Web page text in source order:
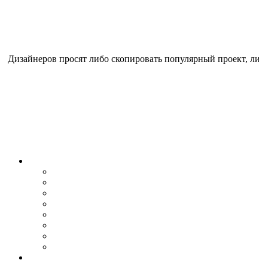
Дизайнеров просят либо скопировать популярный проект,